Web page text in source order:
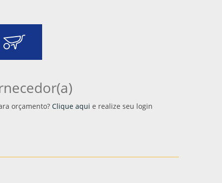
orçamento? Clique aqui e realize seu login